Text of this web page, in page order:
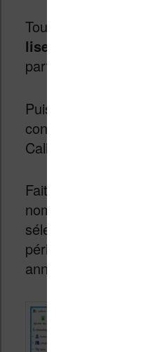
Tout d’abord, vous
liseuse
partage de fichiers.
Puis, cherchez dans
concerné (il doit
Calibre et sur votre
Faites
nom du livre dans
sélectionnez «
périphérique >
annotations ».